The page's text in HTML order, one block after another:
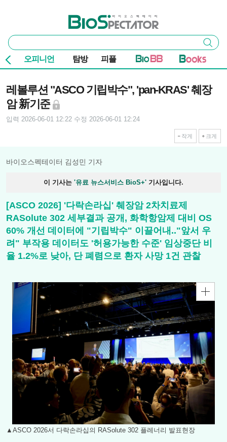
바이오스펙테이터
통
합
검
색
검색
오피니언 탐방 피플
레볼루션 "ASCO 기립박수", 'pan-KRAS' 췌장
암 新기준
입력 2026-06-01 12:22 수정 2026-06-01 12:24
작게 크게
바이오스펙테이터 김성민 기자
이 기사는 '유료 뉴스서비스 BioS+' 기사입니다.
[ASCO 2026] '다락손라십' 췌장암 2차치료제
RASolute 302 세부결과 공개, 화학항암제 대비 OS
60% 개선 데이터에 "기립박수" 이끌어내.."앞서 우
려" 부작용 데이터도 '허용가능한 수준' 임상중단 비
율 1.2%로 낮아, 단 폐렴으로 환자 사망 1건 관찰
▲ASCO 2026서 다락손라십의 RASolute 302 플레너리 발표현장